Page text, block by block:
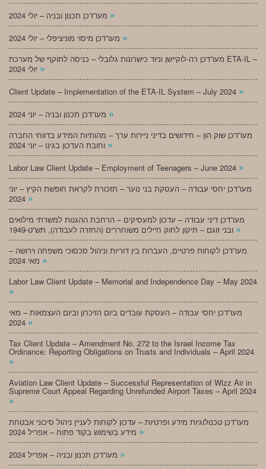
»
»
מעו”דכן רה-לוקיישן וניוד כישרונות גלובלי – כניסה לתוקף של מערכת ETA-IL –
»
Client Update – Implementation of the ETA-IL System – July 2024 »
»
מעו”דכן שוק הון – חידושים בדיני ניירות ערך – מהותיות המידע בדווחי החברה
»
Labor Law Client Update – Employment of Teenagers – June 2024 »
מעו”דכן יחסי עבודה – העסקת בני נוער – תזכורת לקראת חופשת הקיץ – יוני
»
מעו”דכן דיני עבודה – עדכון למעסיקים – הרחבת ההגנות למשרתי מילואים
»
מעו”דכן לקוחות פרטיים, העברות בין דוריות וניהול סכסוכי משפחה וירושה –
»
Labor Law Client Update – Memorial and Independence Day – May 2024
»
מעו”דכן יחסי עבודה – העסקת עובדים ביום הזיכרון וביום העצמאות – מאי
»
Tax Client Update – Amendment No. 272 to the Israel Income Tax
Ordinance: Reporting Obligations on Trusts and Individuals – April 2024
»
Aviation Law Client Update – Successful Representation of Wizz Air in
Supreme Court Appeal Regarding Unrefunded Airport Taxes – April 2024
»
מעו”דכן טכנולוגיות מידע ופרטיות – עדכון לקוחות לעניין ניהול סיכוני אבטחת
»
»